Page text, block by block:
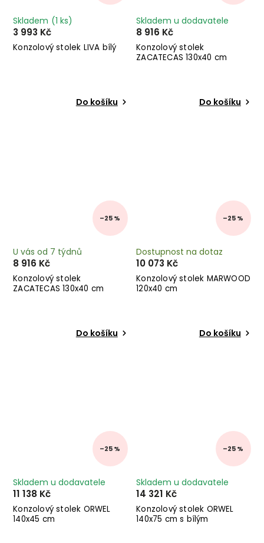
Konzolový stolek LIVA bílý
Skladem (1 ks)
3 993 Kč
Do košíku
Konzolový stolek
ZACATECAS 130x40 cm
Skladem u dodavatele
8 916 Kč
Do košíku
–25 %
Konzolový stolek
ZACATECAS 130x40 cm
U vás od 7 týdnů
8 916 Kč
Do košíku
–25 %
Konzolový stolek MARWOOD
120x40 cm
Dostupnost na dotaz
10 073 Kč
Do košíku
–25 %
Konzolový stolek ORWEL
140x45 cm
Skladem u dodavatele
11 138 Kč
–25 %
Konzolový stolek ORWEL
140x75 cm s bílým
Skladem u dodavatele
14 321 Kč